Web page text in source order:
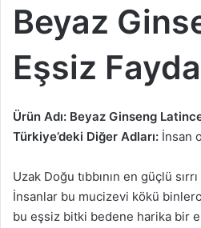
Beyaz
Eşsiz
Ürün Adı: Beyaz Ginseng
Türkiye’deki Diğer Adları: İnsan
Uzak Doğu tıbbının en güçlü
İnsanlar bu mucizevi kökü
bu eşsiz bitki bedene harika bir